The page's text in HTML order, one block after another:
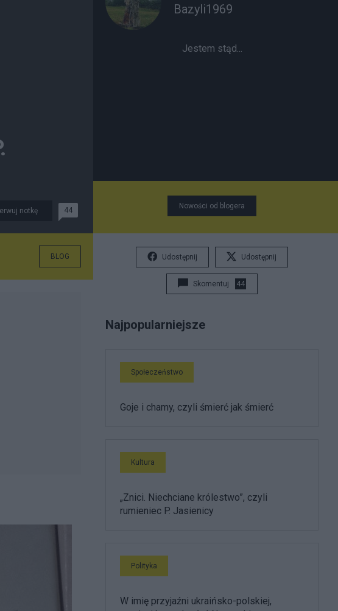
notkę 44
BLOG
Bazyli1969
Jestem stąd...
Nowości od blogera
Udostępnij Udostępnij
Skomentuj 44
Najpopularniejsze
Społeczeństwo
Goje i chamy, czyli śmierć jak śmierć
Kultura
„Znici. Niechciane królestwo”, czyli
rumieniec P. Jasienicy
Polityka
W imię przyjaźni ukraińsko-polskiej,